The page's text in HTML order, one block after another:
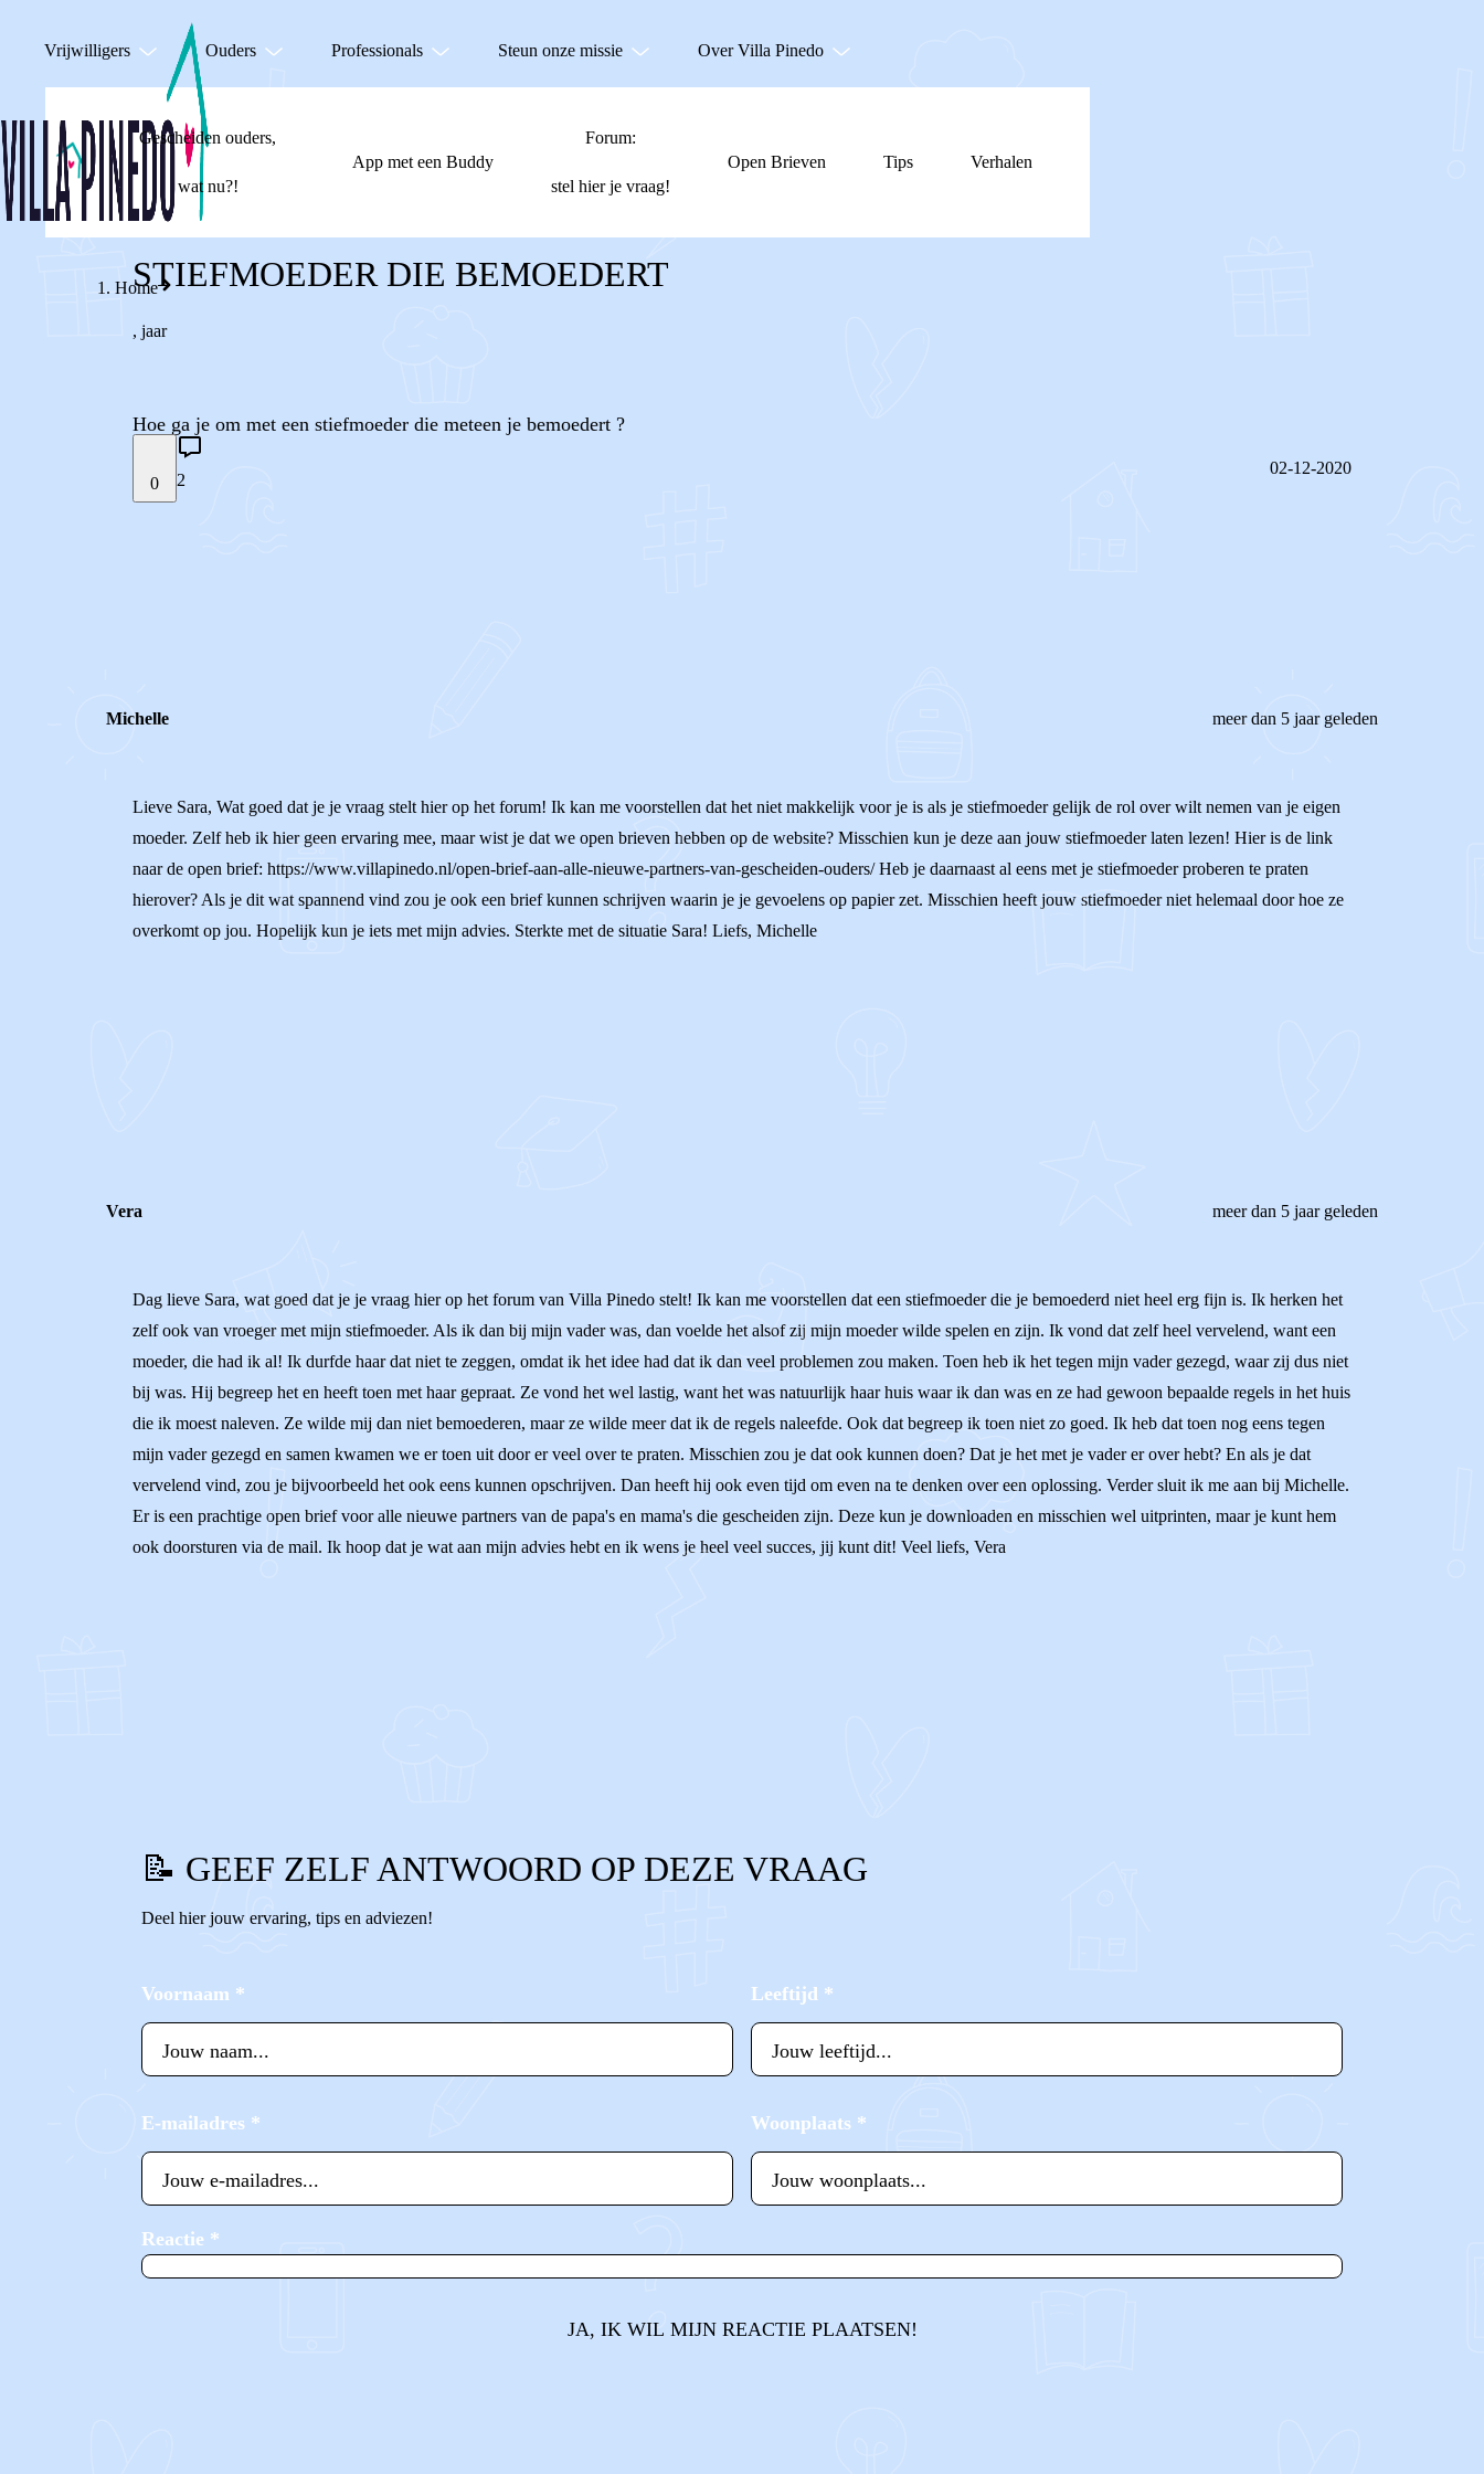
Vrijwilligers Ouders Professionals Steun onze missie Over Villa Pinedo
Gescheiden ouders,
wat nu?!
App met een Buddy
Forum:
stel hier je vraag!
Open Brieven Tips Verhalen
HomeSTIEFMOEDER DIE BEMOEDERT
, jaar
Hoe ga je om met een stiefmoeder die meteen je bemoedert ?
0 2
02-12-2020
Michelle meer dan 5 jaar geleden
Lieve Sara, Wat goed dat je je vraag stelt hier op het forum! Ik kan me voorstellen dat het niet makkelijk voor je is als je stiefmoeder gelijk de rol over wilt nemen van je eigen
moeder. Zelf heb ik hier geen ervaring mee, maar wist je dat we open brieven hebben op de website? Misschien kun je deze aan jouw stiefmoeder laten lezen! Hier is de link
naar de open brief: https://www.villapinedo.nl/open-brief-aan-alle-nieuwe-partners-van-gescheiden-ouders/ Heb je daarnaast al eens met je stiefmoeder proberen te praten
hierover? Als je dit wat spannend vind zou je ook een brief kunnen schrijven waarin je je gevoelens op papier zet. Misschien heeft jouw stiefmoeder niet helemaal door hoe ze
overkomt op jou. Hopelijk kun je iets met mijn advies. Sterkte met de situatie Sara! Liefs, Michelle
Vera meer dan 5 jaar geleden
Dag lieve Sara, wat goed dat je je vraag hier op het forum van Villa Pinedo stelt! Ik kan me voorstellen dat een stiefmoeder die je bemoederd niet heel erg fijn is. Ik herken het
zelf ook van vroeger met mijn stiefmoeder. Als ik dan bij mijn vader was, dan voelde het alsof zij mijn moeder wilde spelen en zijn. Ik vond dat zelf heel vervelend, want een
moeder, die had ik al! Ik durfde haar dat niet te zeggen, omdat ik het idee had dat ik dan veel problemen zou maken. Toen heb ik het tegen mijn vader gezegd, waar zij dus niet
bij was. Hij begreep het en heeft toen met haar gepraat. Ze vond het wel lastig, want het was natuurlijk haar huis waar ik dan was en ze had gewoon bepaalde regels in het huis
die ik moest naleven. Ze wilde mij dan niet bemoederen, maar ze wilde meer dat ik de regels naleefde. Ook dat begreep ik toen niet zo goed. Ik heb dat toen nog eens tegen
mijn vader gezegd en samen kwamen we er toen uit door er veel over te praten. Misschien zou je dat ook kunnen doen? Dat je het met je vader er over hebt? En als je dat
vervelend vind, zou je bijvoorbeeld het ook eens kunnen opschrijven. Dan heeft hij ook even tijd om even na te denken over een oplossing. Verder sluit ik me aan bij Michelle.
Er is een prachtige open brief voor alle nieuwe partners van de papa's en mama's die gescheiden zijn. Deze kun je downloaden en misschien wel uitprinten, maar je kunt hem
ook doorsturen via de mail. Ik hoop dat je wat aan mijn advies hebt en ik wens je heel veel succes, jij kunt dit! Veel liefs, Vera
📝 GEEF ZELF ANTWOORD OP DEZE VRAAG
Deel hier jouw ervaring, tips en adviezen!
Voornaam * Leeftijd *
E-mailadres * Woonplaats *
Reactie *
JA, IK WIL MIJN REACTIE PLAATSEN!